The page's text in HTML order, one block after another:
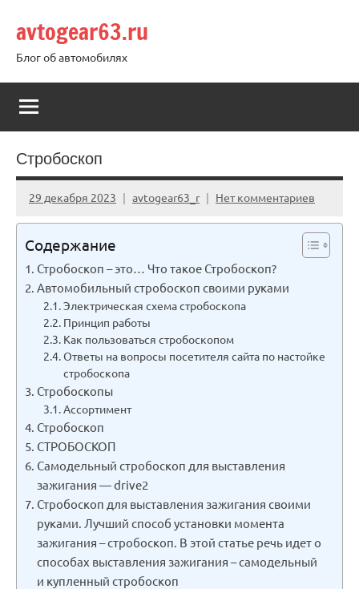
содержимому
avtogear63.ru
Блог об автомобилях
Стробоскоп
29 декабря 2023 avtogear63_r Нет комментариев
Содержание
Стробоскоп – это… Что такое Стробоскоп?
Автомобильный стробоскоп своими руками
Электрическая схема стробоскопа
Принцип работы
Как пользоваться стробоскопом
Ответы на вопросы посетителя сайта по настойке
стробоскопа
Стробоскопы
Ассортимент
Стробоскоп
СТРОБОСКОП
Самодельный стробоскоп для выставления
зажигания — drive2
Стробоскоп для выставления зажигания своими
руками. Лучший способ установки момента
зажигания – стробоскоп. В этой статье речь идет о
способах выставления зажигания – самодельный
и купленный стробоскоп